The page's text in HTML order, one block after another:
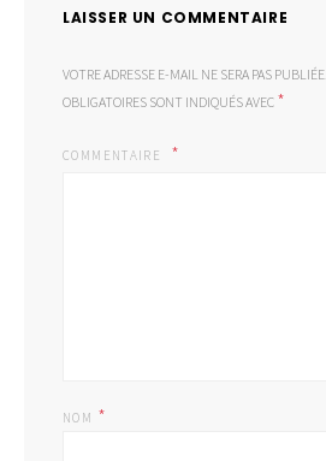
LAISSER UN COMMENTAIRE
VOTRE ADRESSE E-MAIL NE SERA PAS PUBLIÉE.
OBLIGATOIRES SONT INDIQUÉS AVEC *
COMMENTAIRE
NOM *